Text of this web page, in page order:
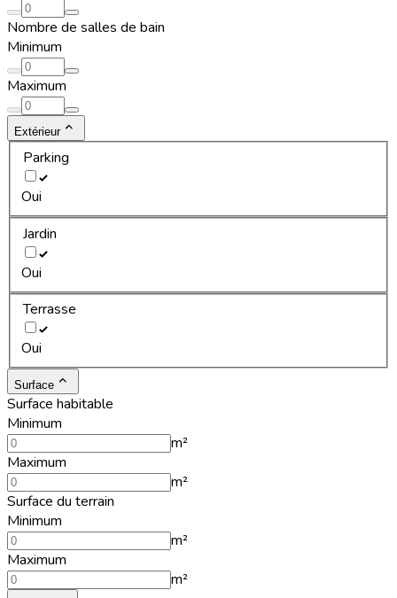
Nombre de salles de bain
Minimum
Maximum
Extérieur
Parking
Oui
Jardin
Oui
Terrasse
Oui
Surface
Surface habitable
Minimum
m²
Maximum
m²
Surface du terrain
Minimum
m²
Maximum
m²